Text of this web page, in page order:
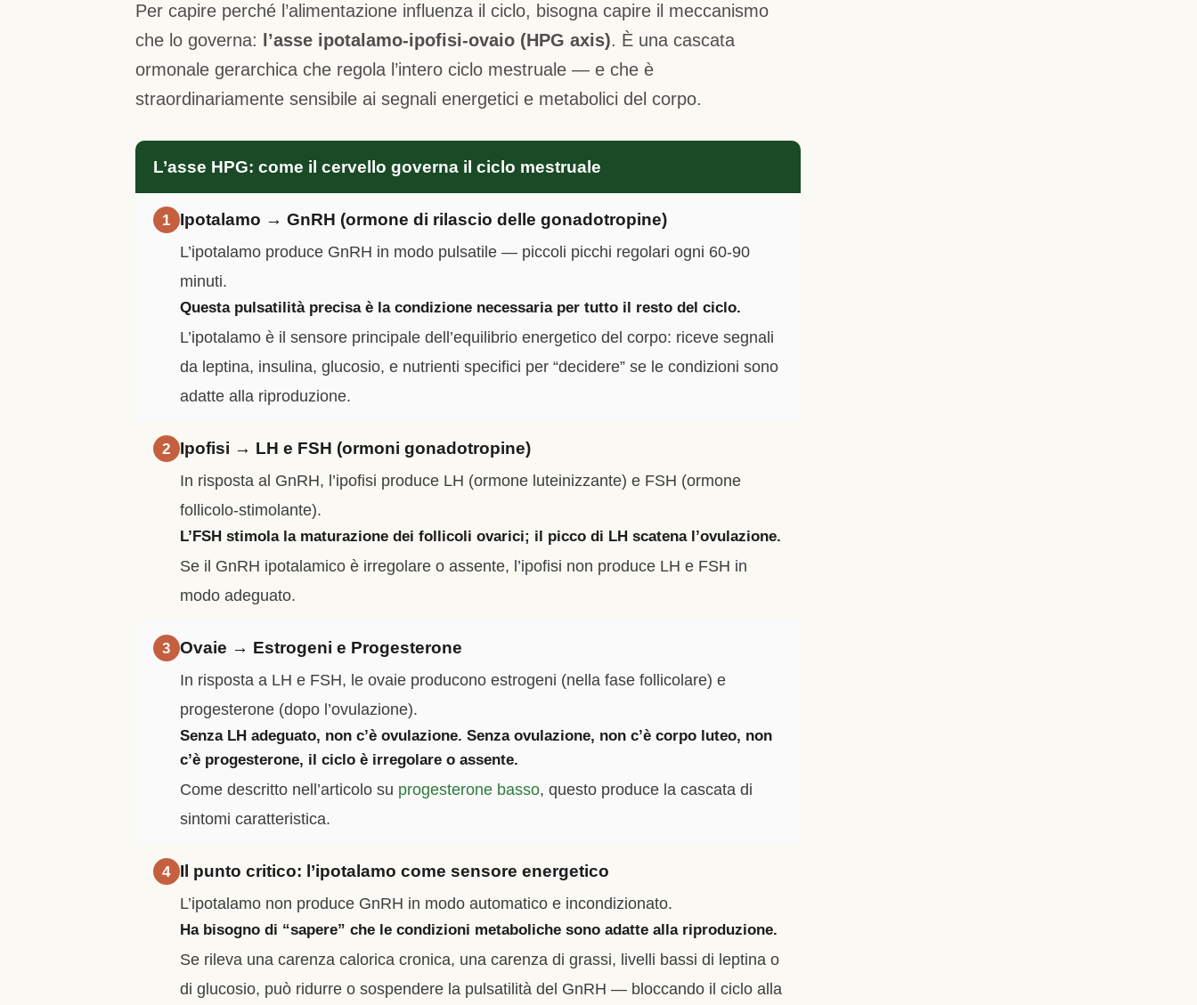
Per capire perché l’alimentazione influenza il ciclo, bisogna capire il meccanismo
che lo governa:
l’asse ipotalamo-ipofisi-ovaio (HPG axis). È una cascata
ormonale gerarchica che regola l’intero ciclo mestruale — e che è
straordinariamente sensibile ai segnali energetici e metabolici del corpo.
L’asse HPG: come il cervello governa il ciclo mestruale
1 Ipotalamo → GnRH (ormone di rilascio delle gonadotropine)
L’ipotalamo produce GnRH in modo pulsatile — piccoli picchi regolari ogni 60-90
minuti.
Questa pulsatilità precisa è la condizione necessaria per tutto il resto del ciclo.
L’ipotalamo è il sensore principale dell’equilibrio energetico del corpo: riceve segnali
da leptina, insulina, glucosio, e nutrienti specifici per “decidere” se le condizioni sono
adatte alla riproduzione.
2 Ipofisi → LH e FSH (ormoni gonadotropine)
In risposta al GnRH, l’ipofisi produce LH (ormone luteinizzante) e FSH (ormone
follicolo-stimolante).
L’FSH stimola la maturazione dei follicoli ovarici; il picco di LH scatena l’ovulazione.
Se il GnRH ipotalamico è irregolare o assente, l’ipofisi non produce LH e FSH in
modo adeguato.
3 Ovaie → Estrogeni e Progesterone
In risposta a LH e FSH, le ovaie producono estrogeni (nella fase follicolare) e
progesterone (dopo l’ovulazione).
Senza LH adeguato, non c’è ovulazione. Senza ovulazione, non c’è corpo luteo, non
c’è progesterone, il ciclo è irregolare o assente.
Come descritto nell’articolo su progesterone basso, questo produce la cascata di
sintomi caratteristica.
4 Il punto critico: l’ipotalamo come sensore energetico
L’ipotalamo non produce GnRH in modo automatico e incondizionato.
Ha bisogno di “sapere” che le condizioni metaboliche sono adatte alla riproduzione.
Se rileva una carenza calorica cronica, una carenza di grassi, livelli bassi di leptina o
di glucosio, può ridurre o sospendere la pulsatilità del GnRH — bloccando il ciclo alla